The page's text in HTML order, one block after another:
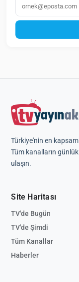
Türkiye'nin en
Tüm kanalların
ulaşın.
Site Haritası
TV'de Bugün
TV'de Şimdi
Tüm Kanallar
Haberler